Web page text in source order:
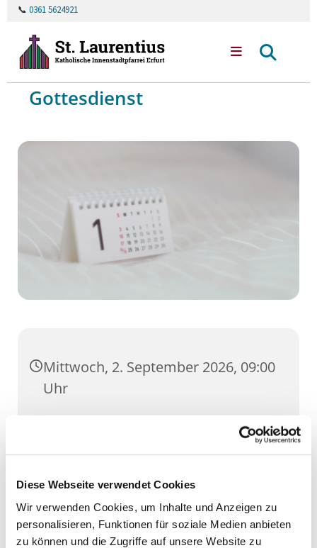
Diese Webseite verwendet Cookies
Wir verwenden Cookies, um Inhalte und Anzeigen zu
personalisieren, Funktionen für soziale Medien anbieten
zu können und die Zugriffe auf unsere Website zu
📞 0361 5624921
Gottesdienst
Mittwoch, 2. September 2026, 09:00
Uhr
St. Martini, Brühler Straße 54, 99084